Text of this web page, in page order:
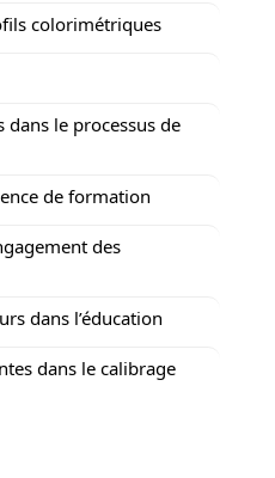
colorimétriques
le processus de
de formation
des
dans l’éducation
dans le calibrage